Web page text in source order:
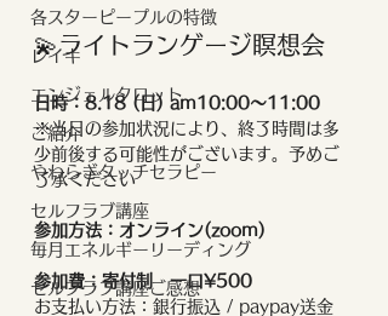
各スターピープルの特徴
レイキ
エンジェルタロット
ご紹介
やわらぎタッチセラピー
セルフラブ講座
毎月エネルギーリーディング
セルフラブ講座ご感想
💫ライトランゲージ瞑想会
日時：8.18 (日) am10:00〜11:00
※当日の参加状況により、終了時間は多
少前後する可能性がございます。予めご
了承ください
参加方法：オンライン(zoom)
参加費：寄付制　一口¥500
お支払い方法：銀行振込 / paypay送金